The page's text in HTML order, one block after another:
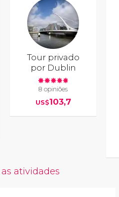
Tour privado
por Dublin
8 opiniões
US$103,7
atividades